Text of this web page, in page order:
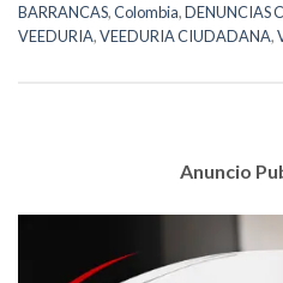
BARRANCAS,Colombia,DENUNCIAS
VEEDURIA,VEEDURIA CIUDADANA,
Anuncio